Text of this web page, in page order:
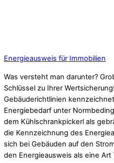
Energieausweis für Immobilien
Was versteht man darunter?
Schlüssel zu Ihrer
Gebäuderichtlinien
Energiebedarf unter
dem Kühlschrankpickerl als
die Kennzeichnung des
sich bei Gebäuden auf den
den Energieausweis als eine